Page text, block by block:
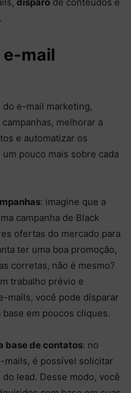
e-mail
e-mail marketing,
melhorar a
e automatizar os
pouco mais sobre cada
: imagine que a
campanha de Black
ofertas do mercado para
ter uma boa promoção,
corretas, não é mesmo?
trabalho prévio e
mails, você pode disparar
em poucos cliques.
base de contatos: no
mails, é possível solicitar
lead. Desse modo, você